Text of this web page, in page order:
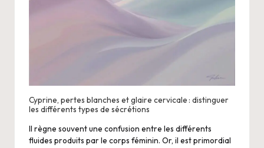
Cyprine, pertes blanches et glaire cervicale : distinguer
les différents types de sécrétions
Il règne souvent une confusion entre les différents
fluides produits par le corps féminin. Or, il est primordial